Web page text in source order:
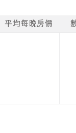
平均每晚房價